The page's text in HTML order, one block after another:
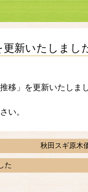
新いたしまし
移」を更新いたしまし
い。
秋田スギ原木
た